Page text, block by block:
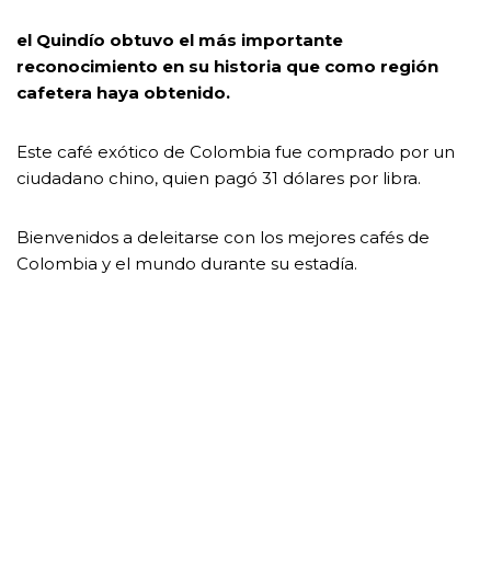
el Quindío obtuvo el más importante
reconocimiento en su historia que como región
cafetera haya obtenido.
Este café exótico de Colombia fue comprado por un
ciudadano chino, quien pagó 31 dólares por libra.
Bienvenidos a deleitarse con los mejores cafés de
Colombia y el mundo durante su estadía.